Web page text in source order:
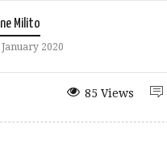
Milito
January 2020
85 Views